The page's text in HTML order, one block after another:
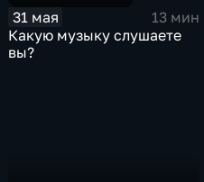
31 мая
13 мин
Какую музыку слушаете
вы?